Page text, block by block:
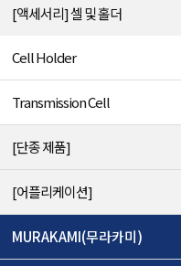
[액세서리] 셀 및 홀더
Cell Holder
Transmission Cell
[단종 제품]
[어플리케이션]
MURAKAMI(무라카미)